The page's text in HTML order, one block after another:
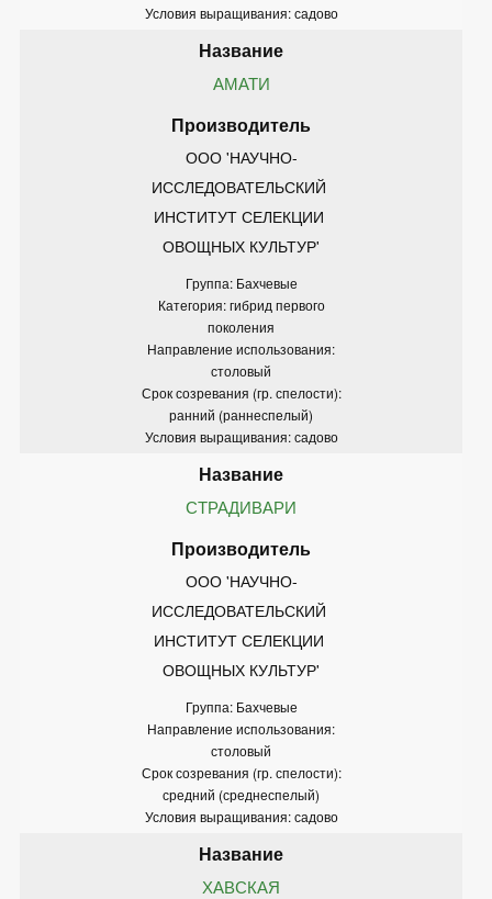
Условия выращивания: садово
АМАТИ
ООО 'НАУЧНО-
ИССЛЕДОВАТЕЛЬСКИЙ
ИНСТИТУТ СЕЛЕКЦИИ
ОВОЩНЫХ КУЛЬТУР'
Группа: Бахчевые
Категория: гибрид первого
поколения
Направление использования:
столовый
Срок созревания (гр. спелости):
ранний (раннеспелый)
Условия выращивания: садово
СТРАДИВАРИ
ООО 'НАУЧНО-
ИССЛЕДОВАТЕЛЬСКИЙ
ИНСТИТУТ СЕЛЕКЦИИ
ОВОЩНЫХ КУЛЬТУР'
Группа: Бахчевые
Направление использования:
столовый
Срок созревания (гр. спелости):
средний (среднеспелый)
Условия выращивания: садово
ХАВСКАЯ